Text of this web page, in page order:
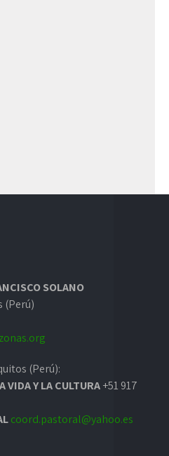
SOLANO
(Perú)
(Perú):
VIDA Y LA CULTURA+51 917
coord.pastoral@yahoo.es